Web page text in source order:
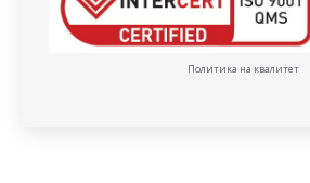
Политика на квалитет